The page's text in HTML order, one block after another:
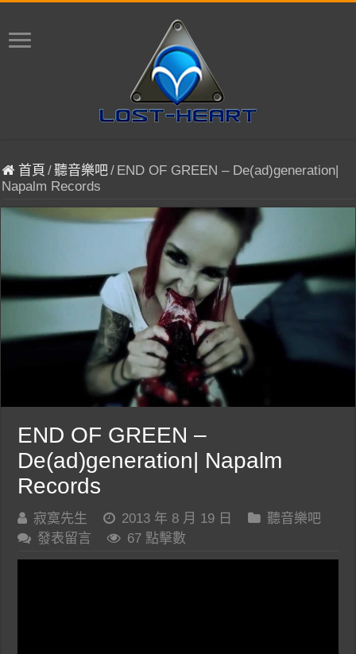
首頁 /聽音樂吧/ END OF GREEN – De(ad)generation|
Napalm Records
END OF GREEN –
De(ad)generation| Napalm
Records
寂寞先生 2013 年 8 月 19 日
聽音樂吧
發表留言
67 點擊數